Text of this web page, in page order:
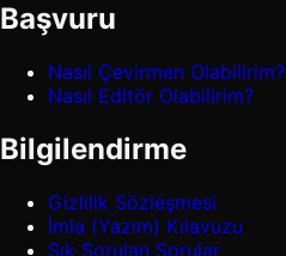
Başvuru
Nasıl Çevirmen Olabilirim?
Nasıl Editör Olabilirim?
Bilgilendirme
Gizlilik Sözleşmesi
İmla (Yazım) Kılavuzu
Sık Sorulan Sorular